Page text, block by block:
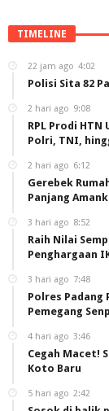
TIMELINE
22 jam ago 4:02
Polisi Sita 82
2 hari ago 9:08
RPL Prodi
Polri, TNI,
2 hari ago 6:12
Gerebek
Panjang
3 hari ago 8:52
Raih Nilai
Penghargaan
3 hari ago 7:48
Polres Padang
Pemegang
4 hari ago 3:46
Cegah Macet!
Koto Baru
5 hari ago 2:42